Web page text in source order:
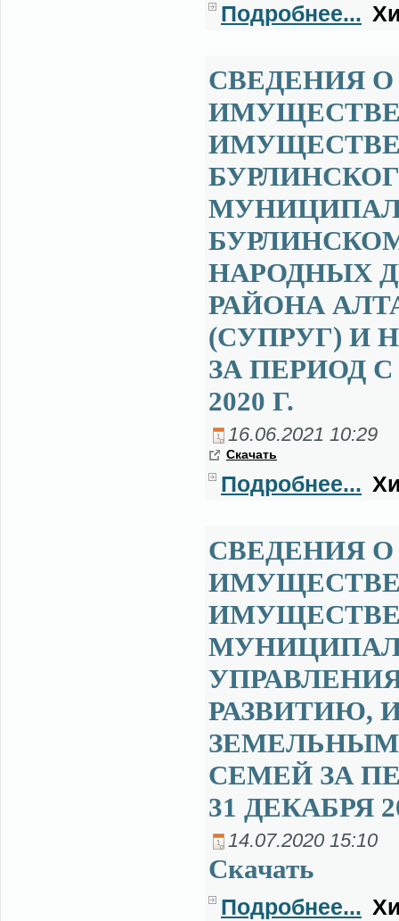
Подробнее...
СВЕДЕНИЯ О
ИМУЩЕСТВЕ
НАРОДНЫХ
РАЙОНА
(СУПРУГ) И
ЗА ПЕРИОД С
2020 Г.
16.06.2021 10:29
Ска­чать
Подробнее...
СВЕДЕНИЯ О
ИМУЩЕСТВЕ
РАЗВИТИЮ,
СЕМЕЙ ЗА
31 ДЕКАБРЯ
14.07.2020 15:10
Ска­чать
Подробнее...